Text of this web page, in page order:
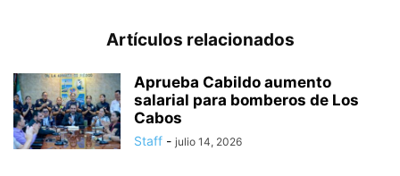
Artículos relacionados
Aprueba Cabildo aumento
salarial para bomberos de Los
Cabos
Staff - julio 14, 2026